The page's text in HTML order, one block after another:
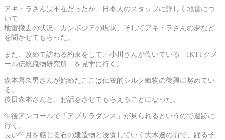
アキ・ラさんは不在だったが、日本人のスタッフに詳しく地雷につ
いて
地雷撤去の状況、カンボジアの現状、そしてアキ・ラさんの夢など
を聞かせてもらった。
また、改めて訪ねる約束をして、小川さんが働いている「IKTTクメ
ール伝統織物研究所」を見学に行く。
森本喜久男さんが始めたここは伝統的シルク織物の復興に努めてい
る。
後日森本さんと、お話をさせてもらえることになった。
午後アンコールで「アプサラダンス」が見られるというので遺跡に
行く。
長い年月を感じる石の建造物と浸食していく大木達の前で、踊る子